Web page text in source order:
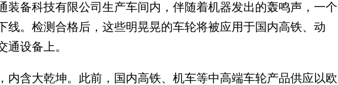
装备科技有限公司生产车间内，伴随着机器发出的轰鸣声，一个
线。检测合格后，这些明晃晃的车轮将被应用于国内高铁、动
通设备上。
含大乾坤。此前，国内高铁、机车等中高端车轮产品供应以欧